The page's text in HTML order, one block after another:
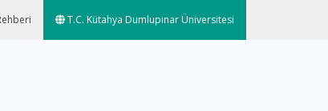
T.C. Kütahya Dumlupınar Üniversitesi